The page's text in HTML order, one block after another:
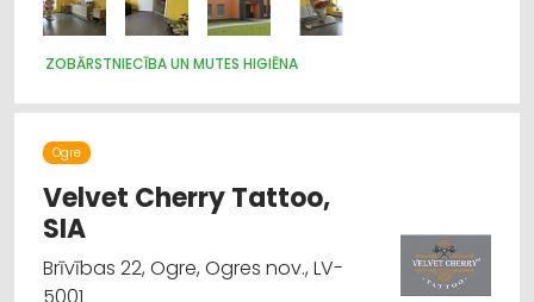
ZOBĀRSTNIECĪBA UN MUTES HIGIĒNA
Ogre
Velvet Cherry Tattoo,
SIA
Brīvības 22, Ogre, Ogres nov., LV-
5001